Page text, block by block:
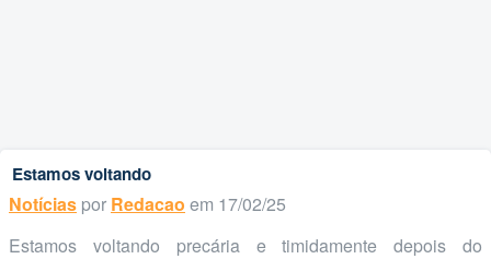
Estamos voltando
Notícias por Redacao em 17/02/25
Estamos voltando precária e timidamente depois do